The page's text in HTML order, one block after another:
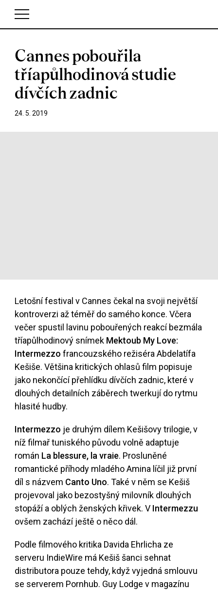
V košíku zatím nemáte žádné položky.
Cannes pobouřila
tříapůlhodinová studie
dívčích zadnic
24. 5. 2019
Letošní festival v Cannes čekal na svoji největší
kontroverzi až téměř do samého konce. Včera
večer spustil lavinu pobouřených reakcí bezmála
tříapůlhodinový snímek Mektoub My Love:
Intermezzo francouzského režiséra Abdelatífa
Kešiše. Většina kritických ohlasů film popisuje
jako nekončící přehlídku dívčích zadnic, které v
dlouhých detailních záběrech twerkují do rytmu
hlasité hudby.
Intermezzo je druhým dílem Kešišovy trilogie, v
níž filmař tuniského původu volně adaptuje
román La blessure, la vraie. Prosluněné
romantické příhody mladého Amina líčil již první
díl s názvem Canto Uno. Také v něm se Kešiš
projevoval jako bezostyšný milovník dlouhých
stopáží a oblých ženských křivek. V Intermezzu
ovšem zachází ještě o něco dál.
Podle filmového kritika Davida Ehrlicha ze
serveru IndieWire má Kešiš šanci sehnat
distributora pouze tehdy, když vyjedná smlouvu
se serverem Pornhub. Guy Lodge v magazínu